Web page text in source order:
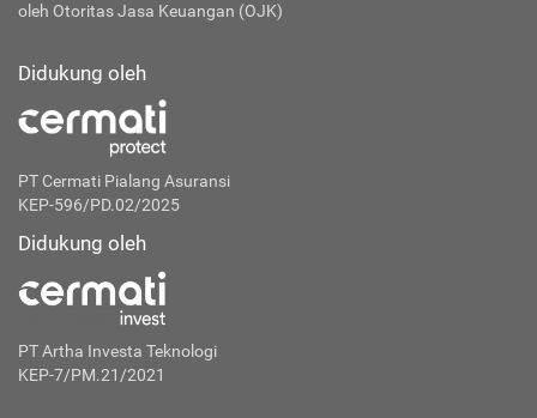
oleh Otoritas Jasa Keuangan (OJK)
Didukung oleh
PT Cermati Pialang Asuransi
KEP-596/PD.02/2025
Didukung oleh
PT Artha Investa Teknologi
KEP-7/PM.21/2021